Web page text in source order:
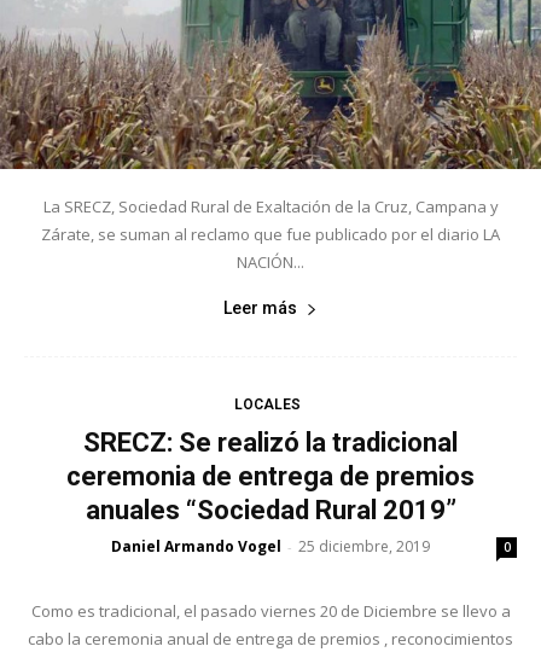
La SRECZ, Sociedad Rural de Exaltación de la Cruz, Campana y
Zárate, se suman al reclamo que fue publicado por el diario LA
NACIÓN...
Leer más
LOCALES
SRECZ: Se realizó la tradicional
ceremonia de entrega de premios
anuales “Sociedad Rural 2019”
Daniel Armando Vogel - 25 diciembre, 2019 0
Como es tradicional, el pasado viernes 20 de Diciembre se llevo a
cabo la ceremonia anual de entrega de premios , reconocimientos